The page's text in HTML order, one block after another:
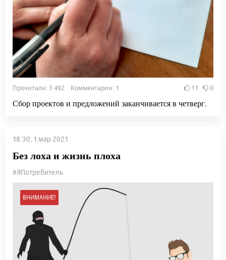
Прочитали: 3 492 Комментарии: 1 11 0
Сбор проектов и предложений заканчивается в четверг.
18:30, 1 мар 2021
Без лоха и жизнь плоха
#ЯПотребитель
ВНИМАНИЕ!